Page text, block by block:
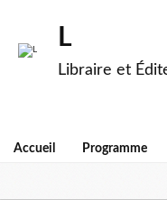
L
Libraire et
Accueil Programme